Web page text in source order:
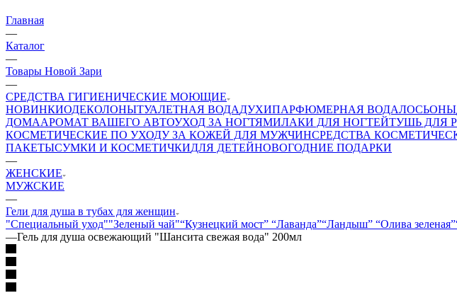
Главная
—
Каталог
—
Товары Новой Зари
—
СРЕДСТВА ГИГИЕНИЧЕСКИЕ МОЮЩИЕ
НОВИНКИОДЕКОЛОНЫТУАЛЕТНАЯ ВОДАДУХИПАРФЮМЕРНАЯ ВОДАЛОСЬОНЫ
ДОМААРОМАТ ВАШЕГО АВТОУХОД ЗА НОГТЯМИЛАКИ ДЛЯ НОГТЕЙТУШЬ ДЛЯ
КОСМЕТИЧЕСКИЕ ПО УХОДУ ЗА КОЖЕЙ ДЛЯ МУЖЧИНСРЕДСТВА
ПАКЕТЫСУМКИ И КОСМЕТИЧКИДЛЯ ДЕТЕЙНОВОГОДНИЕ ПОДАРКИ
—
ЖЕНСКИЕ
МУЖСКИЕ
—
Гели для душа в тубах для женщин
"Специальный уход""Зеленый чай"“Кузнецкий мост” “Лаванда”“Ландыш” “Олива зеленая”
—Гель для душа освежающий "Шансита свежая вода" 200мл